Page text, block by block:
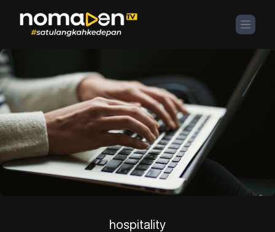
hospitality